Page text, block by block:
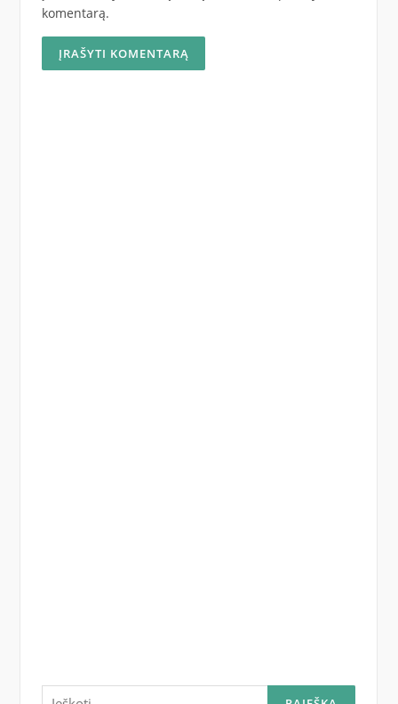
komentarą.
Ieškoti: